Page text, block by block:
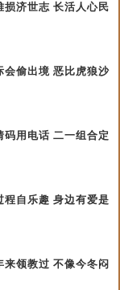
济世志 长活人心民
会偷出境 恶比虎狼沙
用电话 二一组合定
自乐趣 身边有爱是
领教过 不像今冬闷